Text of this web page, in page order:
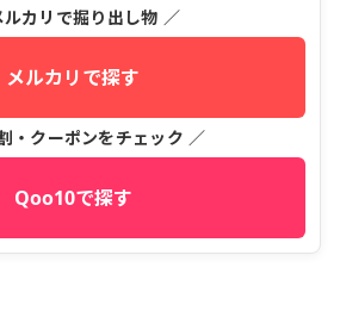
ルカリで掘り出し物 ／
メルカリで探す
・クーポンをチェック ／
Qoo10で探す